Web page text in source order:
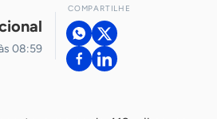
08:59
COMPARTILHE